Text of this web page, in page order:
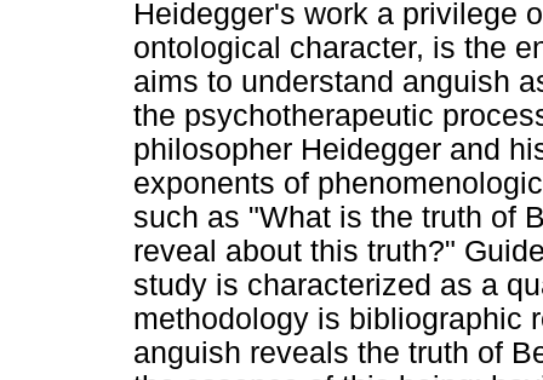
Heidegger's work a privilege
ontological character, is the
aims to understand anguish
the psychotherapeutic
philosopher Heidegger and
exponents of
such as "What is the truth of
reveal about this truth?"
study is characterized as a
methodology is bibliographic
anguish reveals the truth of